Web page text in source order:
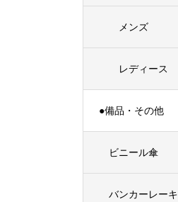
メンズ
レディース
●備品・その他
ビニール傘
バンカーレーキ